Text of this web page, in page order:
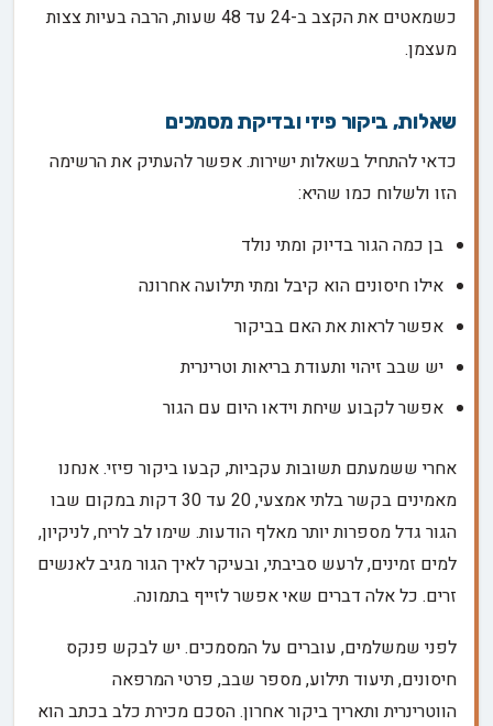
כשמאטים את הקצב ב-24 עד 48 שעות, הרבה בעיות צצות
מעצמן.
שאלות, ביקור פיזי ובדיקת מסמכים
כדאי להתחיל בשאלות ישירות. אפשר להעתיק את הרשימה
הזו ולשלוח כמו שהיא:
בן כמה הגור בדיוק ומתי נולד
אילו חיסונים הוא קיבל ומתי תילועה אחרונה
אפשר לראות את האם בביקור
יש שבב זיהוי ותעודת בריאות וטרינרית
אפשר לקבוע שיחת וידאו היום עם הגור
אחרי ששמעתם תשובות עקביות, קבעו ביקור פיזי. אנחנו
מאמינים בקשר בלתי אמצעי, 20 עד 30 דקות במקום שבו
הגור גדל מספרות יותר מאלף הודעות. שימו לב לריח, לניקיון,
למים זמינים, לרעש סביבתי, ובעיקר לאיך הגור מגיב לאנשים
זרים. כל אלה דברים שאי אפשר לזייף בתמונה.
לפני שמשלמים, עוברים על המסמכים. יש לבקש פנקס
חיסונים, תיעוד תילוע, מספר שבב, פרטי המרפאה
הווטרינרית ותאריך ביקור אחרון. הסכם מכירת כלב בכתב הוא